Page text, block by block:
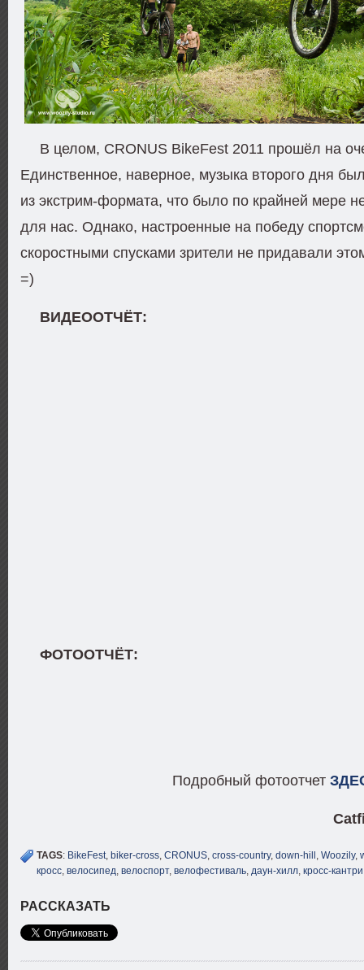
В целом, CRONUS BikeFest 2011 прошёл на
Единственное, наверное, музыка второго дня
из экстрим-формата, что было по крайней мере
для нас. Однако, настроенные на победу
скоростными спусками зрители не придавали
=)
ВИДЕООТЧЁТ:
ФОТООТЧЁТ:
Подробный фотоотчет
TAGS: BikeFest, biker-cross, CRONUS, cross-country, down-hill , Woozily,
кросс, велосипед, велоспорт, велофестиваль, даун-хилл, кросс-кантри
РАССКАЗАТЬ